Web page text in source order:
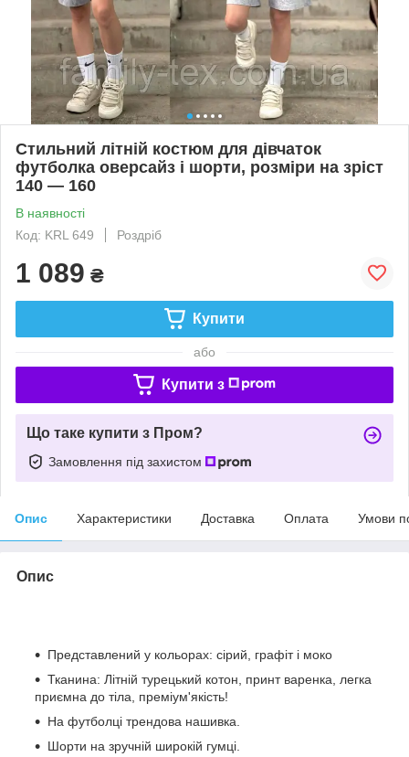
Стильний літній костюм для дівчаток
футболка оверсайз і шорти, розміри на зріст
140 — 160
В наявності
Код: KRL 649
Роздріб
1 089 ₴
Купити
або
Купити з
Що таке купити з Пром?
Замовлення під захистом
Опис Характеристики Доставка Оплата Умови
Опис
Представлений у кольорах: сірий, графіт і моко
Тканина: Літній турецький котон, принт варенка, легка
приємна до тіла, преміум'якість!
На футболці трендова нашивка.
Шорти на зручній широкій гумці.